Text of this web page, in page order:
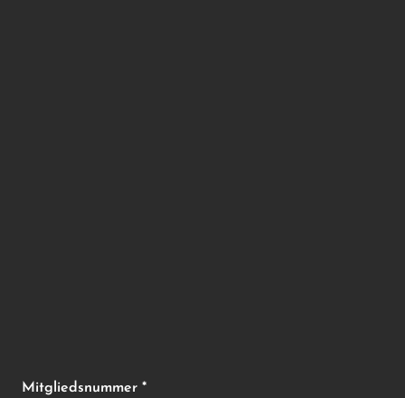
Mitgliedsnummer *